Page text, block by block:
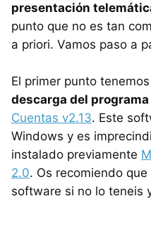
presentación
punto que no es tan
a priori. Vamos paso a
El primer punto
descarga del programa
Cuentas v2.13. Este
Windows y es
instalado previamente
2.0. Os recomiendo
software si no lo teneis